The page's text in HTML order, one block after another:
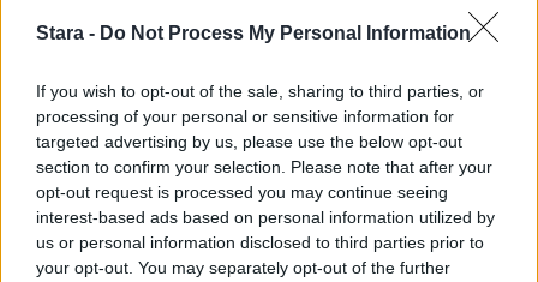
Stara - Do Not Process My Personal Information
If you wish to opt-out of the sale, sharing to third parties, or
processing of your personal or sensitive information for
targeted advertising by us, please use the below opt-out
section to confirm your selection. Please note that after your
opt-out request is processed you may continue seeing
interest-based ads based on personal information utilized by
us or personal information disclosed to third parties prior to
your opt-out. You may separately opt-out of the further